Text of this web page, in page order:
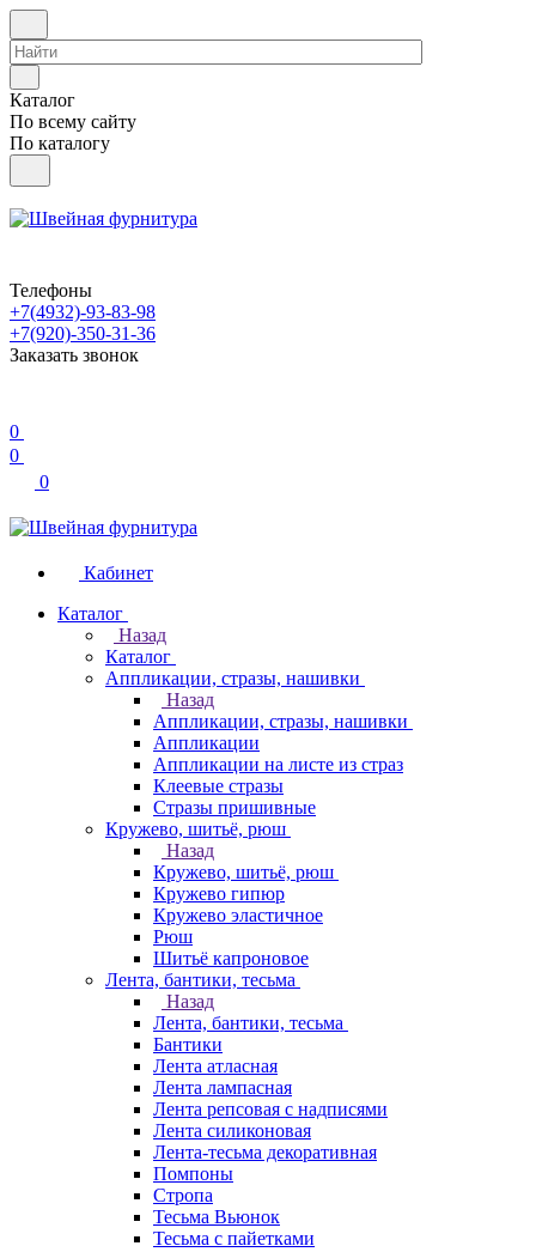
Каталог
По всему сайту
По каталогу
Телефоны
+7(4932)-93-83-98
+7(920)-350-31-36
Заказать звонок
0
0
0
Кабинет
Каталог
Назад
Каталог
Аппликации, стразы, нашивки
Назад
Аппликации, стразы, нашивки
Аппликации
Аппликации на листе из страз
Клеевые стразы
Стразы пришивные
Кружево, шитьё, рюш
Назад
Кружево, шитьё, рюш
Кружево гипюр
Кружево эластичное
Рюш
Шитьё капроновое
Лента, бантики, тесьма
Назад
Лента, бантики, тесьма
Бантики
Лента атласная
Лента лампасная
Лента репсовая с надписями
Лента силиконовая
Лента-тесьма декоративная
Помпоны
Стропа
Тесьма Вьюнок
Тесьма с пайетками